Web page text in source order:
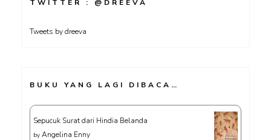
TWITTER : @DREEVA
Tweets by dreeva
BUKU YANG LAGI DIBACA…
Sepucuk Surat dari Hindia Belanda
by Angelina Enny